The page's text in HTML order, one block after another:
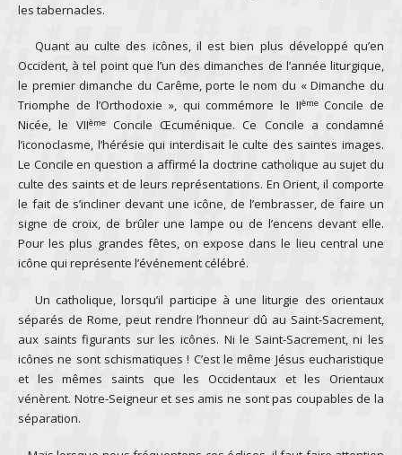
les tabernacles.
Quant au culte des icônes, il est bien plus développé qu’en
Occident, à tel point que l’un des dimanches de l’année liturgique,
le premier dimanche du Carême, porte le nom du « Dimanche du
Triomphe de l’Orthodoxie », qui commémore le IIèmeConcile de
Nicée, le VIIèmeConcile Œcuménique. Ce Concile a condamné
l’iconoclasme, l’hérésie qui interdisait le culte des saintes images.
Le Concile en question a affirmé la doctrine catholique au sujet du
culte des saints et de leurs représentations. En Orient, il comporte
le fait de s’incliner devant une icône, de l’embrasser, de faire un
signe de croix, de brûler une lampe ou de l’encens devant elle.
Pour les plus grandes fêtes, on expose dans le lieu central une
icône qui représente l’événement célébré.
Un catholique, lorsqu’il participe à une liturgie des orientaux
séparés de Rome, peut rendre l’honneur dû au Saint-Sacrement,
aux saints figurants sur les icônes. Ni le Saint-Sacrement, ni les
icônes ne sont schismatiques ! C’est le même Jésus eucharistique
et les mêmes saints que les Occidentaux et les Orientaux
vénèrent. Notre-Seigneur et ses amis ne sont pas coupables de la
séparation.